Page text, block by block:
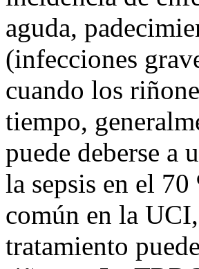
aguda,
(infecciones
cuando los
tiempo,
puede deberse a
la sepsis en el
común en la
tratamiento